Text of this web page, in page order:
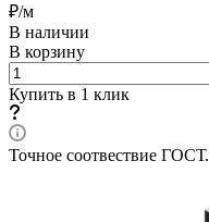
₽/м
В наличии
В корзину
Купить в 1 клик
Точное соотвествие ГОСТ.